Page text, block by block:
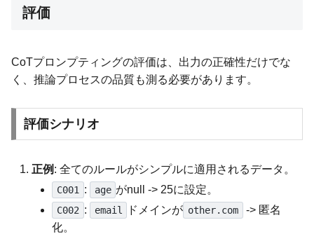
評価
CoTプロンプティングの評価は、出力の正確性だけでな
く、推論プロセスの品質も測る必要があります。
評価シナリオ
正例 : 全てのルールがシンプルに適用されるデータ。
C001 : age がnull -> 25に設定。
C002 : email ドメインが other.com
-> 匿名
化。